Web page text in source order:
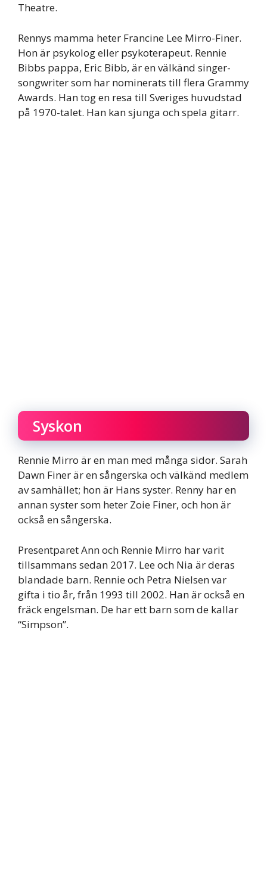
Theatre.
Rennys mamma heter Francine Lee Mirro-Finer.
Hon är psykolog eller psykoterapeut. Rennie
Bibbs pappa, Eric Bibb, är en välkänd singer-
songwriter som har nominerats till flera Grammy
Awards. Han tog en resa till Sveriges huvudstad
på 1970-talet. Han kan sjunga och spela gitarr.
Syskon
Rennie Mirro är en man med många sidor. Sarah
Dawn Finer är en sångerska och välkänd medlem
av samhället; hon är Hans syster. Renny har en
annan syster som heter Zoie Finer, och hon är
också en sångerska.
Presentparet Ann och Rennie Mirro har varit
tillsammans sedan 2017. Lee och Nia är deras
blandade barn. Rennie och Petra Nielsen var
gifta i tio år, från 1993 till 2002. Han är också en
fräck engelsman. De har ett barn som de kallar
“Simpson”.